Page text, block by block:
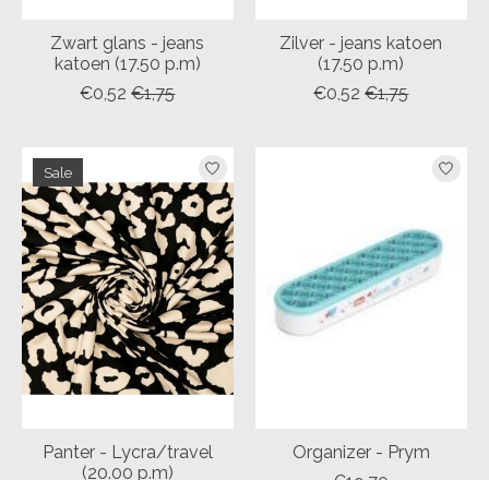
Zwart glans - jeans
katoen (17.50 p.m)
€0,52 €1,75
Zilver - jeans katoen
(17.50 p.m)
€0,52 €1,75
Sale
Panter - Lycra/travel
(20.00 p.m)
Organizer - Prym